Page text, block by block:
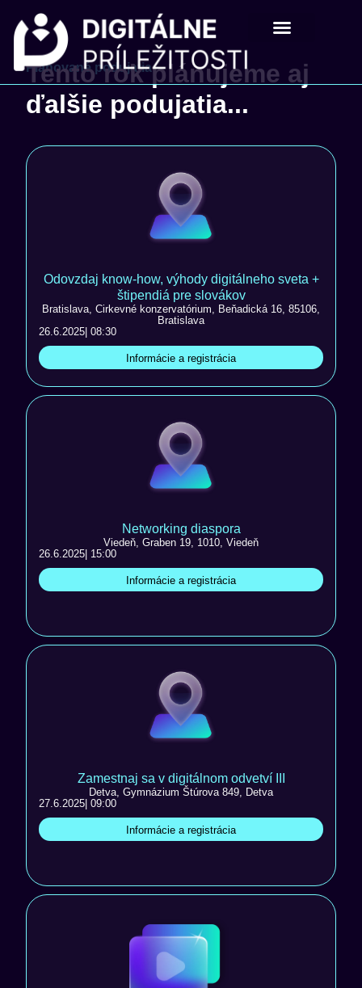
Plánované podujatia
Tento rok plánujeme aj
ďalšie podujatia...
Odovzdaj know-how, výhody digitálneho sveta +
štipendiá pre slovákov
Bratislava, Cirkevné konzervatórium, Beňadická 16, 85106,
Bratislava
26.6.2025 | 08:30
Informácie a registrácia
Networking diaspora
Viedeň, Graben 19, 1010, Viedeň
26.6.2025 | 15:00
Informácie a registrácia
Zamestnaj sa v digitálnom odvetví III
Detva, Gymnázium Štúrova 849, Detva
27.6.2025 | 09:00
Informácie a registrácia